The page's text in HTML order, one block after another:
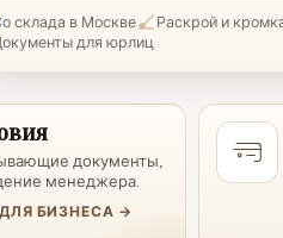
склада в Москве
Раскрой и
для юрлиц
документы,
менеджера.
БИЗНЕСА →